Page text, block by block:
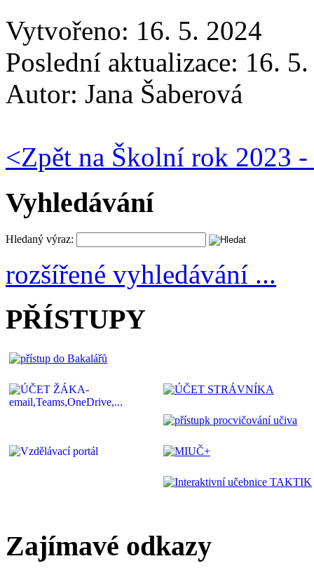
Vytvořeno: 16. 5. 2024
Poslední aktualizace: 16.
Autor: Jana Šaberová
<Zpět na Školní rok 2023 -
Vyhledávání
Hledaný výraz:
rozšířené vyhledávání ...
PŘÍSTUPY
Zajímavé odkazy